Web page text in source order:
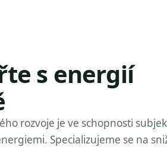
s energií
rozvoje je ve schopnosti
Specializujeme se na